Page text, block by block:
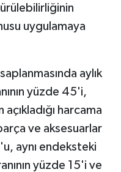
uygulamaya
aylık
yüzde 45'i,
harcama
ve aksesuarlar
aynı endeksteki
yüzde 15'i ve